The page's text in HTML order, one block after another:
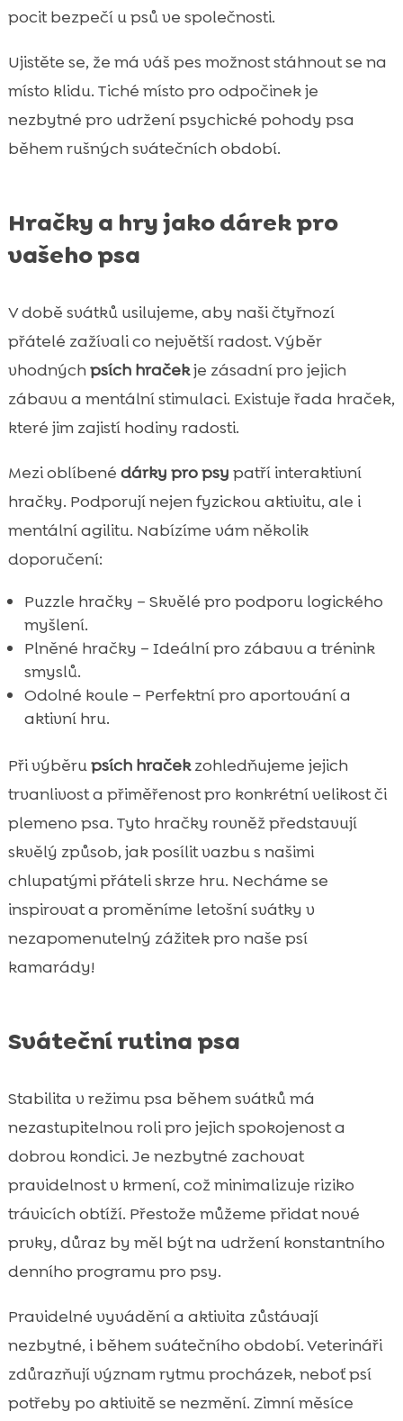
pocit bezpečí u psů ve společnosti.
Ujistěte se, že má váš pes možnost stáhnout se na
místo klidu. Tiché místo pro odpočinek je
nezbytné pro udržení psychické pohody psa
během rušných svátečních období.
Hračky a hry jako dárek pro
vašeho psa
V době svátků usilujeme, aby naši čtyřnozí
přátelé zažívali co největší radost. Výběr
vhodnýchpsích hračekje zásadní pro jejich
zábavu a mentální stimulaci. Existuje řada hraček,
které jim zajistí hodiny radosti.
Mezi oblíbené dárky pro psy patří interaktivní
hračky. Podporují nejen fyzickou aktivitu, ale i
mentální agilitu. Nabízíme vám několik
doporučení:
Puzzle hračky – Skvělé pro podporu logického
myšlení.
Plněné hračky – Ideální pro zábavu a trénink
smyslů.
Odolné koule – Perfektní pro aportování a
aktivní hru.
Při výběrupsích hračekzohledňujeme jejich
trvanlivost a přiměřenost pro konkrétní velikost či
plemeno psa. Tyto hračky rovněž představují
skvělý způsob, jak posílit vazbu s našimi
chlupatými přáteli skrze hru. Necháme se
inspirovat a proměníme letošní svátky v
nezapomenutelný zážitek pro naše psí
kamarády!
Sváteční rutina psa
Stabilita v režimu psa během svátků má
nezastupitelnou roli pro jejich spokojenost a
dobrou kondici. Je nezbytné zachovat
pravidelnost v krmení, což minimalizuje riziko
trávicích obtíží. Přestože můžeme přidat nové
prvky, důraz by měl být na udržení konstantního
denního programu pro psy.
Pravidelné vyvádění a aktivita zůstávají
nezbytné, i během svátečního období. Veterináři
zdůrazňují význam rytmu procházek, neboť psí
potřeby po aktivitě se nezmění. Zimní měsíce